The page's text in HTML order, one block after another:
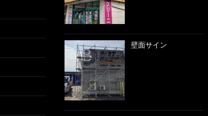
壁面サイン